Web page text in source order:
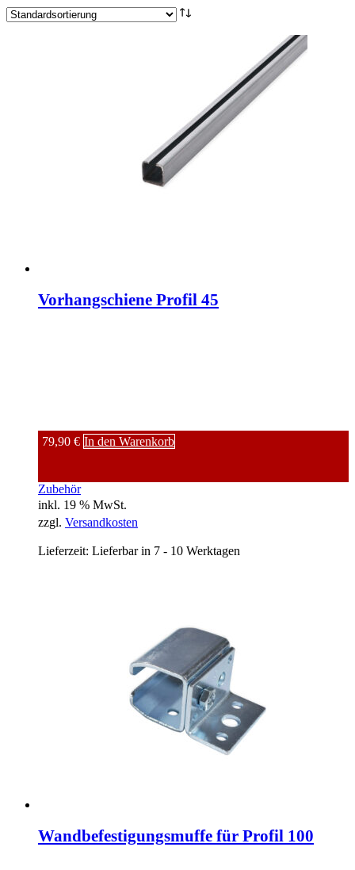
Vorhangschiene Profil 45
79,90 € In den Warenkorb
Zubehör
inkl. 19 % MwSt.
zzgl. Versandkosten
Lieferzeit: Lieferbar in 7 - 10 Werktagen
Wandbefestigungsmuffe für Profil 100